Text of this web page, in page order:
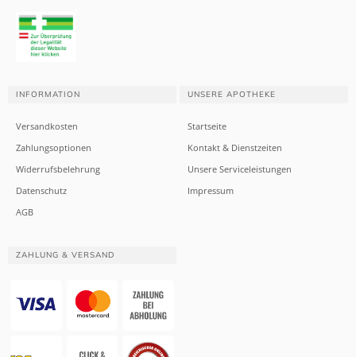
INFORMATION
Versandkosten
Zahlungsoptionen
Widerrufsbelehrung
Datenschutz
AGB
UNSERE APOTHEKE
Startseite
Kontakt & Dienstzeiten
Unsere Serviceleistungen
Impressum
ZAHLUNG & VERSAND